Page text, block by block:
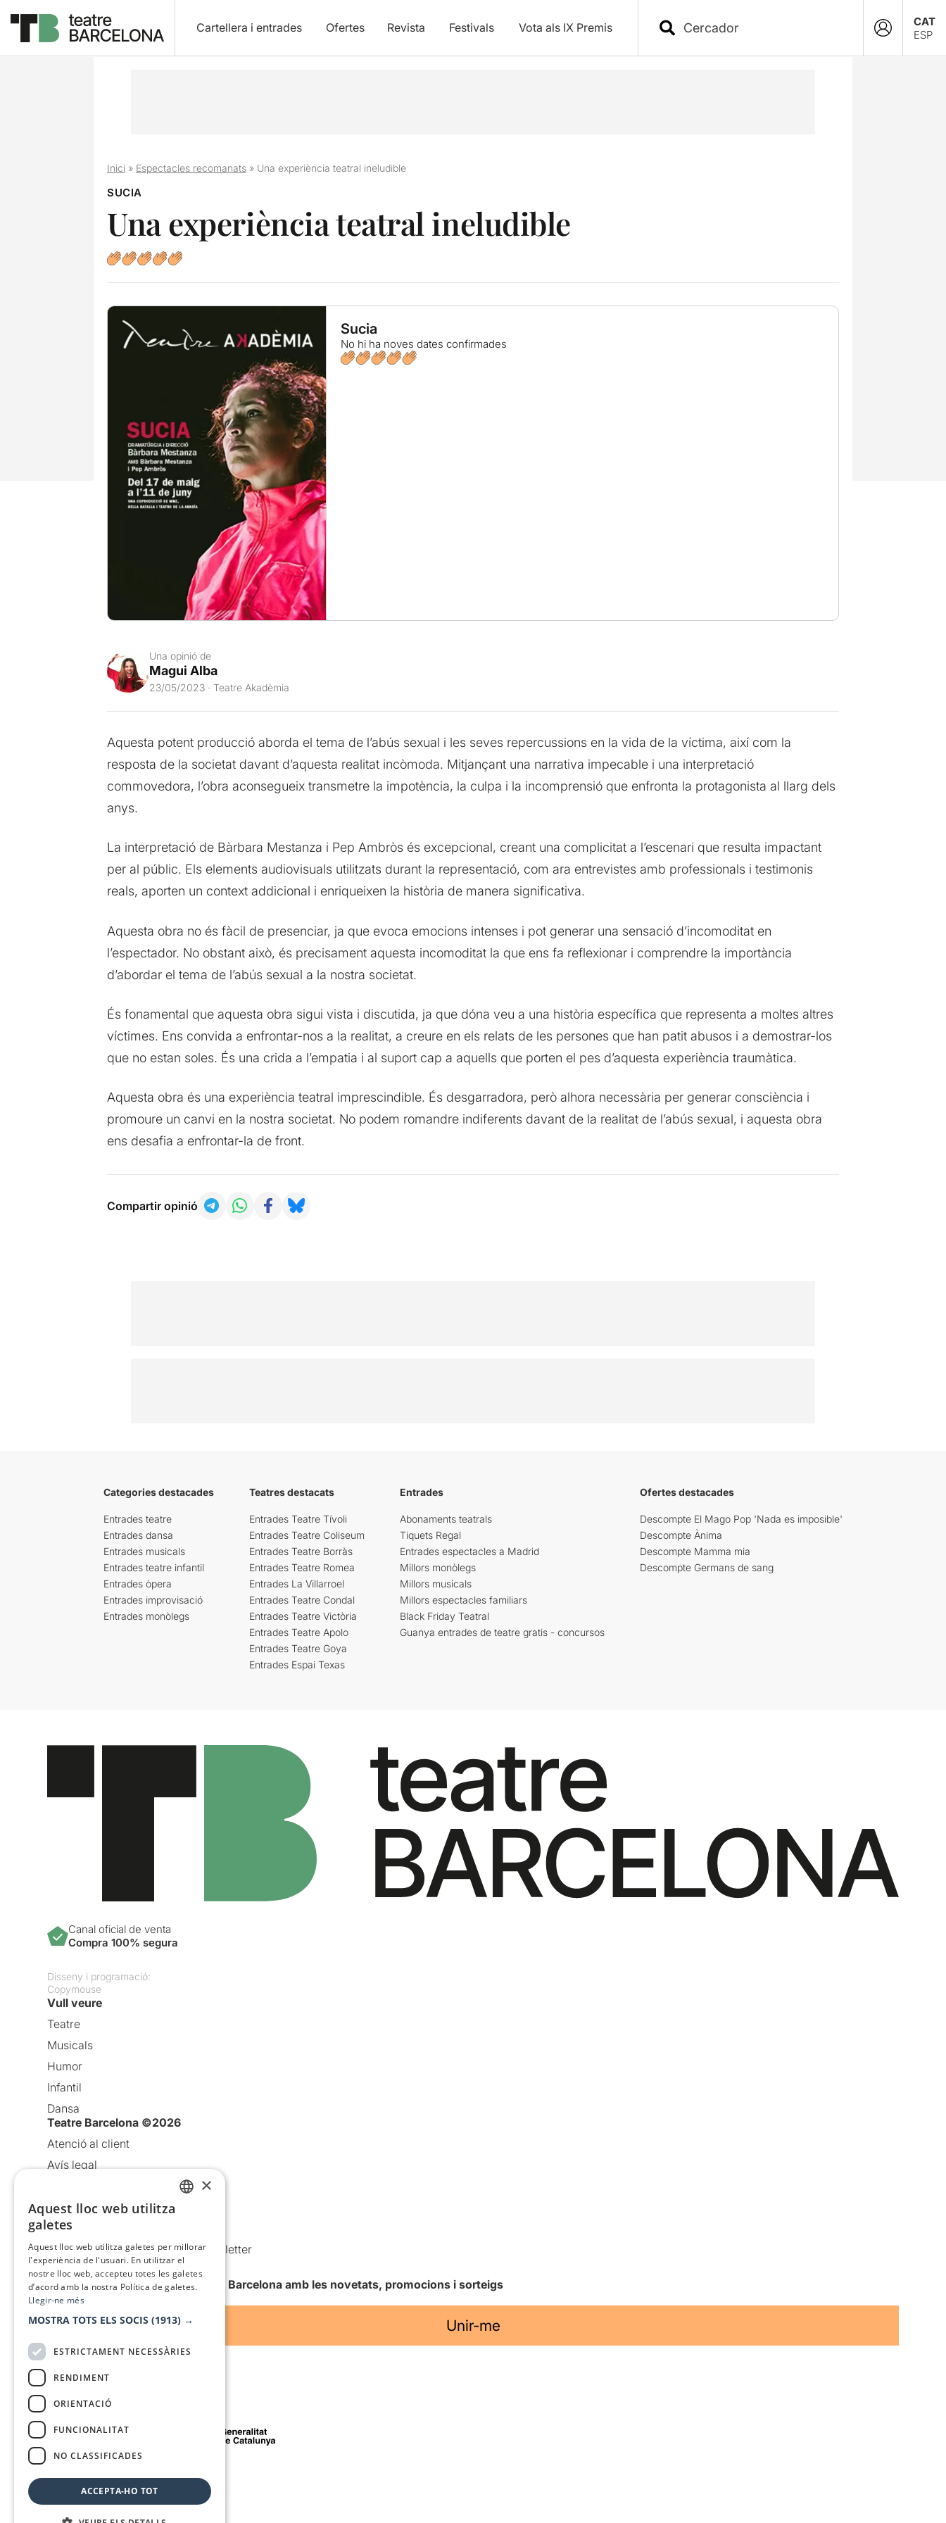
Cartellera i entrades Ofertes Revista Festivals Vota als IX Premis
CAT
ESP
Inici» Espectacles recomanats» Una experiència teatral ineludible
SUCIA
Una experiència teatral ineludible
Sucia
No hi ha noves dates confirmades
Una opinió de
Magui Alba
23/05/2023 · Teatre Akadèmia
Aquesta potent producció aborda el tema de l’abús sexual i les seves repercussions en la vida de la víctima, així com la
resposta de la societat davant d’aquesta realitat incòmoda. Mitjançant una narrativa impecable i una interpretació
commovedora, l’obra aconsegueix transmetre la impotència, la culpa i la incomprensió que enfronta la protagonista al llarg dels
anys.
La interpretació de Bàrbara Mestanza i Pep Ambròs és excepcional, creant una complicitat a l’escenari que resulta impactant
per al públic. Els elements audiovisuals utilitzats durant la representació, com ara entrevistes amb professionals i testimonis
reals, aporten un context addicional i enriqueixen la història de manera significativa.
Aquesta obra no és fàcil de presenciar, ja que evoca emocions intenses i pot generar una sensació d’incomoditat en
l’espectador. No obstant això, és precisament aquesta incomoditat la que ens fa reflexionar i comprendre la importància
d’abordar el tema de l’abús sexual a la nostra societat.
És fonamental que aquesta obra sigui vista i discutida, ja que dóna veu a una història específica que representa a moltes altres
víctimes. Ens convida a enfrontar-nos a la realitat, a creure en els relats de les persones que han patit abusos i a demostrar-los
que no estan soles. És una crida a l’empatia i al suport cap a aquells que porten el pes d’aquesta experiència traumàtica.
Aquesta obra és una experiència teatral imprescindible. És desgarradora, però alhora necessària per generar consciència i
promoure un canvi en la nostra societat. No podem romandre indiferents davant de la realitat de l’abús sexual, i aquesta obra
ens desafia a enfrontar-la de front.
Compartir opinió
Categories destacades
Entrades teatre
Entrades dansa
Entrades musicals
Entrades teatre infantil
Entrades òpera
Entrades improvisació
Entrades monòlegs
Teatres destacats
Entrades Teatre Tívoli
Entrades Teatre Coliseum
Entrades Teatre Borràs
Entrades Teatre Romea
Entrades La Villarroel
Entrades Teatre Condal
Entrades Teatre Victòria
Entrades Teatre Apolo
Entrades Teatre Goya
Entrades Espai Texas
Entrades
Abonaments teatrals
Tiquets Regal
Entrades espectacles a Madrid
Millors monòlegs
Millors musicals
Millors espectacles familiars
Black Friday Teatral
Guanya entrades de teatre gratis - concursos
Ofertes destacades
Descompte El Mago Pop 'Nada es imposible'
Descompte Ànima
Descompte Mamma mia
Descompte Germans de sang
Canal oficial de venta
Compra 100% segura
Disseny i programació:
Copymouse
Vull veure
Teatre
Musicals
Humor
Infantil
Dansa
Teatre Barcelona ©2026
Atenció al client
Avís legal
Política de cookies
Condicions d’ús
Comunicacions comercials i Newsletter
Anuncia’t
Vull rebre la newsletter de Teatre Barcelona amb les novetats, promocions i sorteigs
Unir-me
Amb el suport de
Mitjà de comunicació associat a
×
Aquest lloc web utilitza
galetes
Aquest lloc web utilitza galetes per millorar
l'experiència de l'usuari. En utilitzar el
nostre lloc web, accepteu totes les galetes
d’acord amb la nostra Política de galetes.
Llegir-ne més
MOSTRA TOTS ELS SOCIS (1913) →
ESTRICTAMENT NECESSÀRIES
RENDIMENT
ORIENTACIÓ
FUNCIONALITAT
NO CLASSIFICADES
ACCEPTA-HO TOT